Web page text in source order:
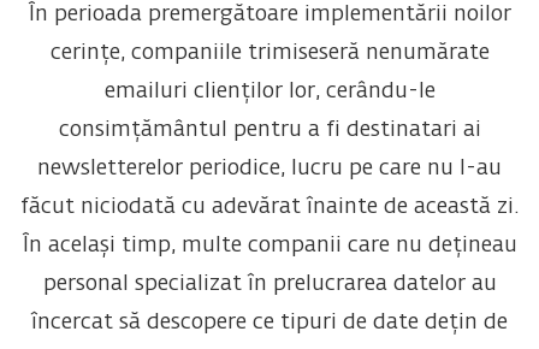
În perioada premergătoare implementării noilor
cerințe, companiile trimiseseră nenumărate
emailuri clienților lor, cerându-le
consimțământul pentru a fi destinatari ai
newsletterelor periodice, lucru pe care nu l-au
făcut niciodată cu adevărat înainte de această zi.
În același timp, multe companii care nu dețineau
personal specializat în prelucrarea datelor au
încercat să descopere ce tipuri de date dețin de